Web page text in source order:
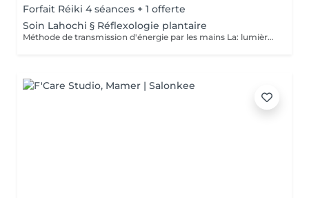
Forfait Réiki 4 séances + 1 offerte
Soin Lahochi § Réflexologie plantaire
Méthode de transmission d'énergie par les mains La: lumière, amour HO: mouvement de l'énergie CHI: energie vitale Effets: -Diminue le stress -Procure un calme profond et durable -Aide à harmoniser le corps et l'esprit - Energie retrouvée - Favorise le lâcher-prise -Harmonisation des Chakras Couplé à la réflexologie plantaire c'est un soin qui apporte une relaxation complète et durable alliant les bienfaits du soin énergétique et ceux de la réflexologie . A faire seul ou en cure de 4 séances "Détente absolue "